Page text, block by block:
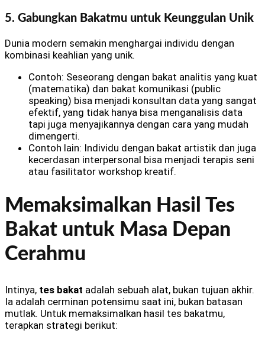
5. Gabungkan Bakatmu untuk Keunggulan Unik
Dunia modern semakin menghargai individu dengan
kombinasi keahlian yang unik.
Contoh: Seseorang dengan bakat analitis yang kuat
(matematika) dan bakat komunikasi (public
speaking) bisa menjadi konsultan data yang sangat
efektif, yang tidak hanya bisa menganalisis data
tapi juga menyajikannya dengan cara yang mudah
dimengerti.
Contoh lain: Individu dengan bakat artistik dan juga
kecerdasan interpersonal bisa menjadi terapis seni
atau fasilitator workshop kreatif.
Memaksimalkan Hasil Tes
Bakat untuk Masa Depan
Cerahmu
Intinya, tes bakat adalah sebuah alat, bukan tujuan akhir.
Ia adalah cerminan potensimu saat ini, bukan batasan
mutlak. Untuk memaksimalkan hasil tes bakatmu,
terapkan strategi berikut: